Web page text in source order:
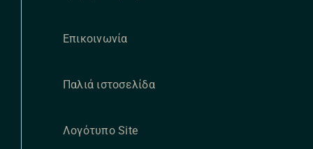
Επικοινωνία
Παλιά ιστοσελίδα
Λογότυπο Site